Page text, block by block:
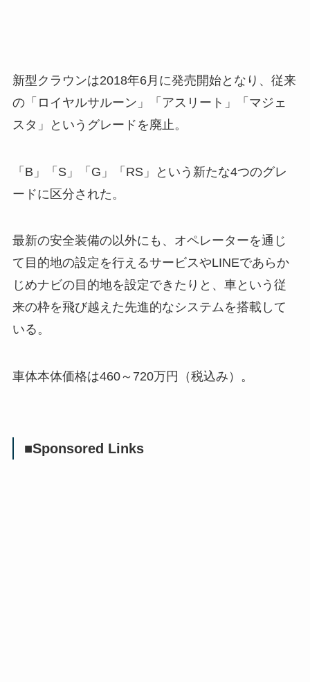
新型クラウンは2018年6月に発売開始となり、従来
の「ロイヤルサルーン」「アスリート」「マジェ
スタ」というグレードを廃止。
「B」「S」「G」「RS」という新たな4つのグレ
ードに区分された。
最新の安全装備の以外にも、オペレーターを通じ
て目的地の設定を行えるサービスやLINEであらか
じめナビの目的地を設定できたりと、車という従
来の枠を飛び越えた先進的なシステムを搭載して
いる。
車体本体価格は460～720万円（税込み）。
■Sponsored Links